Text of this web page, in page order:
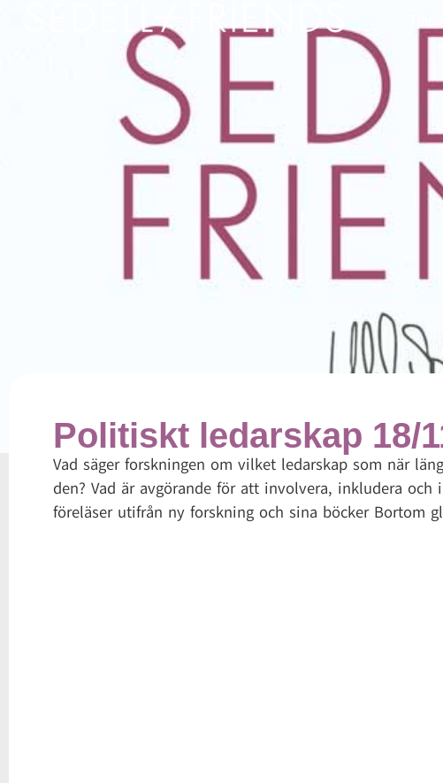
Politiskt ledarskap 18/
Vad säger forskningen om vilket ledarskap som när
den? Vad är avgörande för att involvera, inkludera
föreläser utifrån ny forskning och sina böcker Bortom